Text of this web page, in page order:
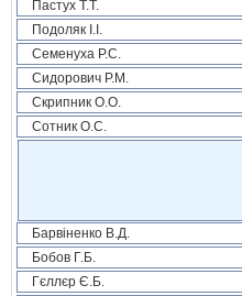
Пастух Т.Т.
Подоляк І.І.
Семенуха Р.С.
Сидорович Р.М.
Скрипник О.О.
Сотник О.С.
Барвіненко В.Д.
Бобов Г.Б.
Гєллєр Є.Б.